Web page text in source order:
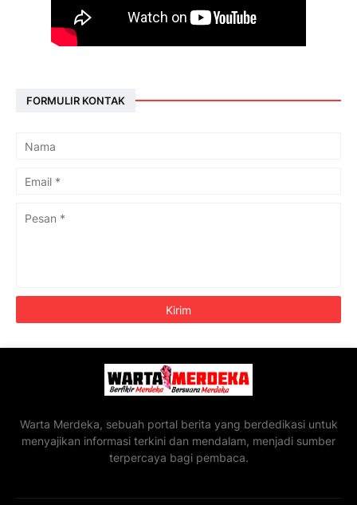
FORMULIR KONTAK
Warta Merdeka, sebuah portal berita yang berdedikasi untuk
menyajikan informasi terkini dan mendalam, menjadi sumber
terpercaya bagi pembaca.